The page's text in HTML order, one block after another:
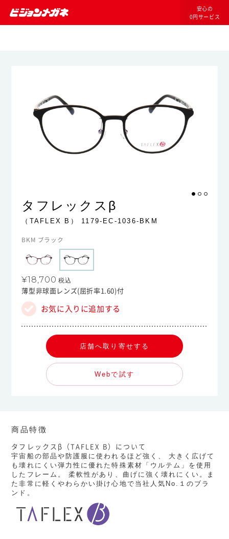
安心の
0円サービス
タフレックスβ
（TAFLEX B） 1179-EC-1036-BKM
BKM ブラック
¥18,700 税込
薄型非球面レンズ(屈折率1.60)付
お気に入りに追加する
店舗へ取り寄せする
Webで試す
商品特徴
タフレックスβ（TAFLEX B）について
宇宙船の部品や防護服に使われるほど強く、 大きく広げて
も壊れにくい弾力性に優れた特殊素材「ウルテム」を使用
したフレーム。 柔軟性があり、曲げに強く壊れにくい。ま
た非常に軽くやわらかい掛け心地で当社人気No.１のブラ
ンド。